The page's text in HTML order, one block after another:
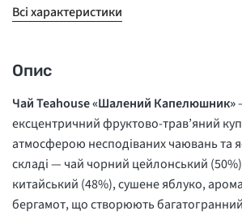
Всі характеристики
Опис
Чай Teahouse «Шалений Капелюшник»
ексцентричний фруктово-трав’яний
атмосферою несподіваних чаювань та
складі — чай чорний цейлонський
китайський (48%), сушене яблуко,
бергамот, що створюють